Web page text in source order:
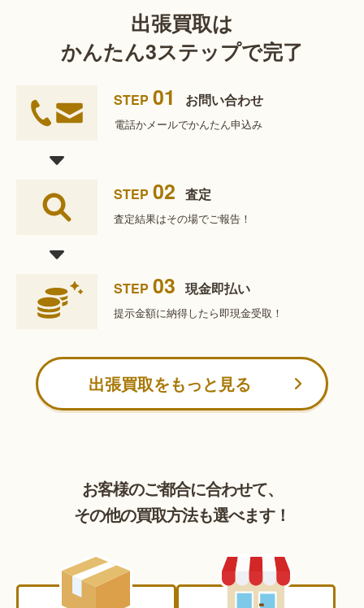
出張買取は
かんたん3ステップで完了
STEP 01 お問い合わせ
電話かメールでかんたん申込み
STEP 02 査定
査定結果はその場でご報告！
STEP 03 現金即払い
提示金額に納得したら即現金受取！
出張買取をもっと見る
お客様のご都合に合わせて、
その他の買取方法も選べます！